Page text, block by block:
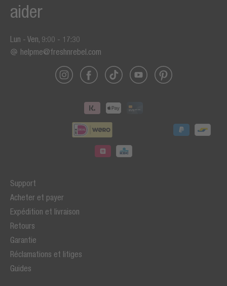
Support
Acheter et payer
Expédition et livraison
Retours
Garantie
Réclamations et litiges
Guides
aider
Lun - Ven, 9:00 - 17:30
helpme@freshnrebel.com